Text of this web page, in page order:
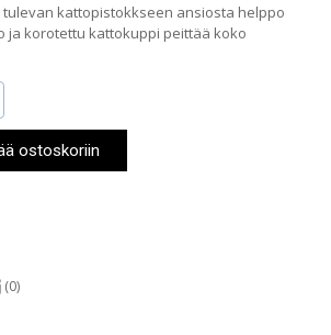
kattopistokkseen ansiosta helppo
ja korotettu kattokuppi peittää koko
ostoskoriin
(0)